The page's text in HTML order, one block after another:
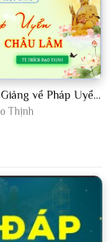
Tập 07, Lược Giảng về Pháp Uyển Châu Lâm, Chủ giảng TT Thích Đạo Thịnh
Thịnh